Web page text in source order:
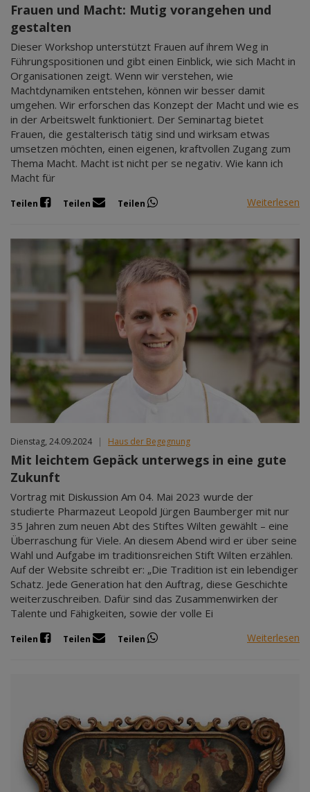
Frauen und Macht: Mutig vorangehen und
gestalten
Dieser Workshop unterstützt Frauen auf ihrem Weg in
Führungspositionen und gibt einen Einblick, wie sich Macht in
Organisationen zeigt. Wenn wir verstehen, wie
Machtdynamiken entstehen, können wir besser damit
umgehen. Wir erforschen das Konzept der Macht und wie es
in der Arbeitswelt funktioniert. Der Seminartag bietet
Frauen, die gestalterisch tätig sind und wirksam etwas
umsetzen möchten, einen eigenen, kraftvollen Zugang zum
Thema Macht. Macht ist nicht per se negativ. Wie kann ich
Macht für
Teilen Teilen Teilen Weiterlesen
Dienstag, 24.09.2024 | Haus der Begegnung
Mit leichtem Gepäck unterwegs in eine gute
Zukunft
Vortrag mit Diskussion Am 04. Mai 2023 wurde der
studierte Pharmazeut Leopold Jürgen Baumberger mit nur
35 Jahren zum neuen Abt des Stiftes Wilten gewählt – eine
Überraschung für Viele. An diesem Abend wird er über seine
Wahl und Aufgabe im traditionsreichen Stift Wilten erzählen.
Auf der Website schreibt er: „Die Tradition ist ein lebendiger
Schatz. Jede Generation hat den Auftrag, diese Geschichte
weiterzuschreiben. Dafür sind das Zusammenwirken der
Talente und Fähigkeiten, sowie der volle Ei
Teilen Teilen Teilen Weiterlesen